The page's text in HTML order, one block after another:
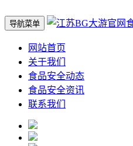
导航菜单
网站首页
关于我们
食品安全动态
食品安全资讯
联系我们